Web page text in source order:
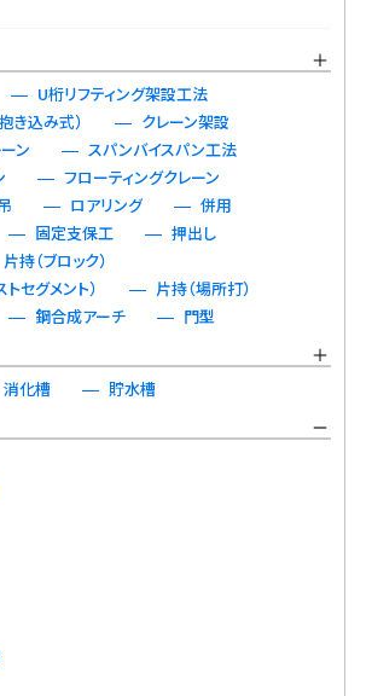
U桁リフティング架設工法
き込み式）
クレーン架設
ン
スパンバイスパン工法
フローティングクレーン
ロアリング
併用
固定支保工
押出し
片持（ブロック）
セグメント）
片持（場所打）
鋼合成アーチ
門型
消化槽
貯水槽